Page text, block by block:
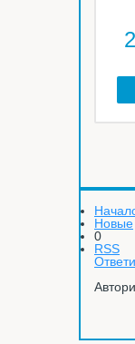
Новые
0
RSS